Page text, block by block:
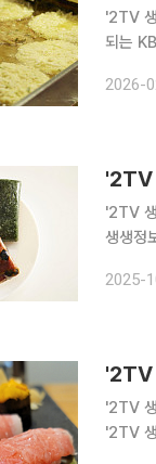
'2TV
되는
물파전
2026-
'2TV
'2TV 생
생생정
설기,
2025-
'2TV 생
'2TV 생